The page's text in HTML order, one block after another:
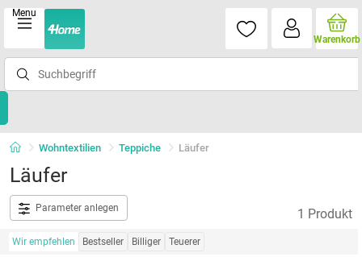
Menu
Warenkorb
Wohntextilien Teppiche Läufer
Läufer
Parameter anlegen 1 Produkt
Wir empfehlen Bestseller Billiger Teuerer